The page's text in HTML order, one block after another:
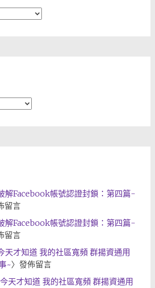
解Facebook帳號認證封鎖：第四篇-
留言
解Facebook帳號認證封鎖：第四篇-
留言
天才知道 我的社區寬頻 群揚資通用
~〉發佈留言
今天才知道 我的社區寬頻 群揚資通用